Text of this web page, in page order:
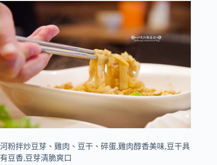
河粉拌炒豆芽、雞肉、豆干、碎蛋,雞肉醇香美味,豆干具
有豆香,豆芽清脆爽口